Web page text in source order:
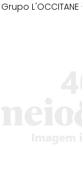
Grupo